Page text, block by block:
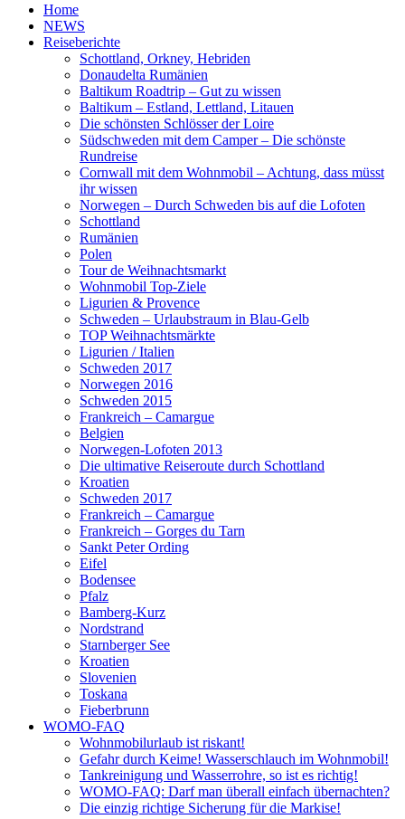
Home
NEWS
Reiseberichte
Schottland, Orkney, Hebriden
Donaudelta Rumänien
Baltikum Roadtrip – Gut zu wissen
Baltikum – Estland, Lettland, Litauen
Die schönsten Schlösser der Loire
Südschweden mit dem Camper – Die schönste
Rundreise
Cornwall mit dem Wohnmobil – Achtung, dass müsst
ihr wissen
Norwegen – Durch Schweden bis auf die Lofoten
Schottland
Rumänien
Polen
Tour de Weihnachtsmarkt
Wohnmobil Top-Ziele
Ligurien & Provence
Schweden – Urlaubstraum in Blau-Gelb
TOP Weihnachtsmärkte
Ligurien / Italien
Schweden 2017
Norwegen 2016
Schweden 2015
Frankreich – Camargue
Belgien
Norwegen-Lofoten 2013
Die ultimative Reiseroute durch Schottland
Kroatien
Schweden 2017
Frankreich – Camargue
Frankreich – Gorges du Tarn
Sankt Peter Ording
Eifel
Bodensee
Pfalz
Bamberg-Kurz
Nordstrand
Starnberger See
Kroatien
Slovenien
Toskana
Fieberbrunn
WOMO-FAQ
Wohnmobilurlaub ist riskant!
Gefahr durch Keime! Wasserschlauch im Wohnmobil!
Tankreinigung und Wasserrohre, so ist es richtig!
WOMO-FAQ: Darf man überall einfach übernachten?
Die einzig richtige Sicherung für die Markise!